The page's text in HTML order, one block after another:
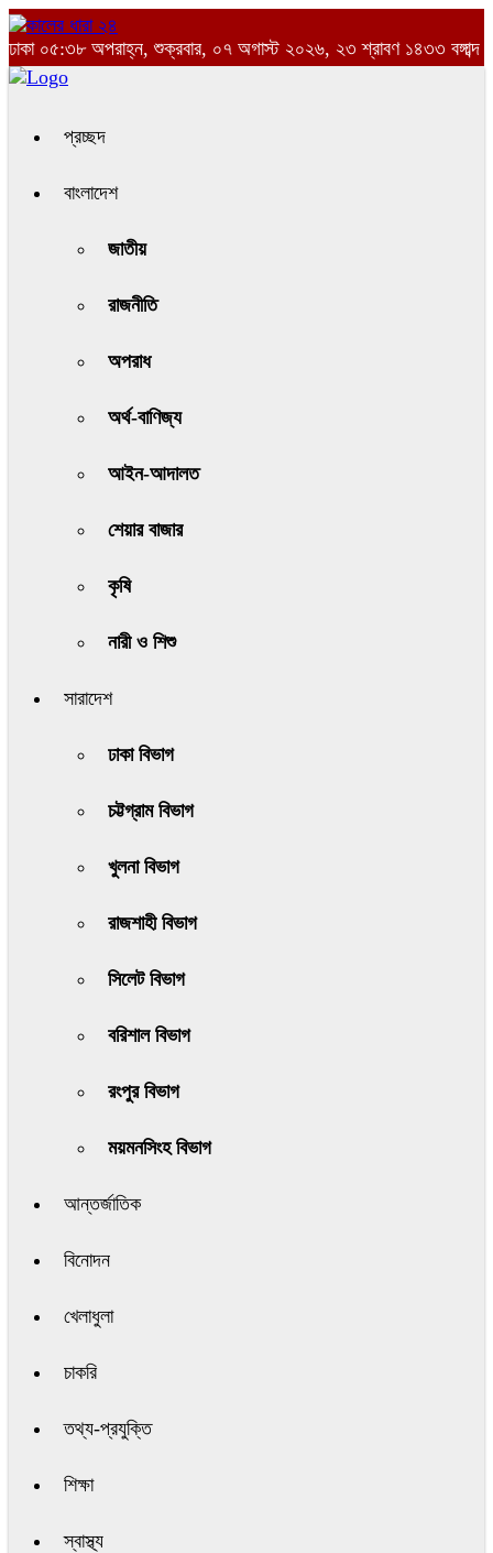
ঢাকা ০৫:৩৮ অপরাহ্ন, শুক্রবার, ০৭ অগাস্ট ২০২৬, ২৩ শ্রাবণ ১৪৩৩ বঙ্গাব্দ
প্রচ্ছদ
বাংলাদেশ
জাতীয়
রাজনীতি
অপরাধ
অর্থ-বাণিজ্য
আইন-আদালত
শেয়ার বাজার
কৃষি
নারী ও শিশু
সারাদেশ
ঢাকা বিভাগ
চট্টগ্রাম বিভাগ
খুলনা বিভাগ
রাজশাহী বিভাগ
সিলেট বিভাগ
বরিশাল বিভাগ
রংপুর বিভাগ
ময়মনসিংহ বিভাগ
আন্তর্জাতিক
বিনোদন
খেলাধুলা
চাকরি
তথ্য-প্রযুক্তি
শিক্ষা
স্বাস্থ্য